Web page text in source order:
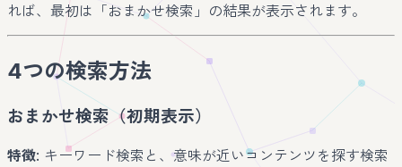
れば、最初は「おまかせ検索」の結果が表示されます。
4つの検索方法
おまかせ検索（初期表示）
特徴: キーワード検索と、意味が近いコンテンツを探す検索